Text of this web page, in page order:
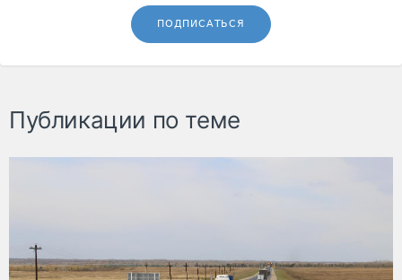
ПОДПИСАТЬСЯ
Публикации по теме